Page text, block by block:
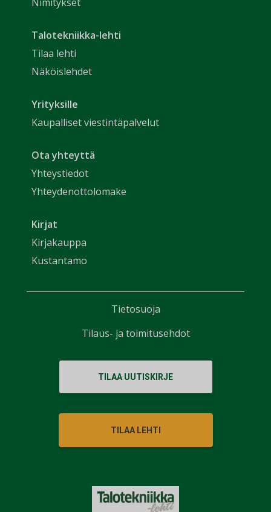
Talotekniikka-lehti
Tilaa lehti
Näköislehdet
Yrityksille
Kaupalliset viestintäpalvelut
Ota yhteyttä
Yhteystiedot
Yhteydenottolomake
Kirjat
Kirjakauppa
Kustantamo
TILAA UUTISKIRJE
TILAA LEHTI
Tietosuoja
Tilaus- ja toimitusehdot